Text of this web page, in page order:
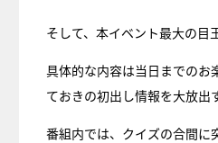
そして、本イベント最大の目
具体的な内容は当日までのお
ておきの初出し情報を大放出
番組内では、クイズの合間に